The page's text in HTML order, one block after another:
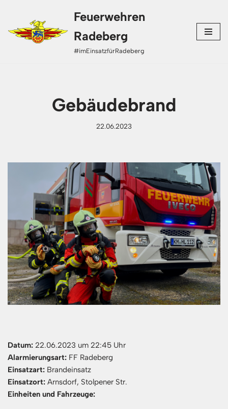
Zum
Inhalt
Feuerwehren
Radeberg
#imEinsatzfürRadeberg
Gebäudebrand
22.06.2023
Datum: 22.06.2023 um 22:45 Uhr
Alarmierungsart: FF Radeberg
Einsatzart: Brandeinsatz
Einsatzort: Arnsdorf, Stolpener Str.
Einheiten und Fahrzeuge: